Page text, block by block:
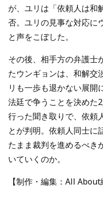
が、ユリは「依頼人は和
否。ユリの見事な対応に
と声をこぼした。
その後、相手方の弁護士
たウンギョンは、和解交
リも一歩も退かない展開
法廷で争うことを決めた
行った聞き取りで、依頼
とが判明。依頼人同士に
たまま裁判を進めるべき
いていくのか。
【制作・編集：All About